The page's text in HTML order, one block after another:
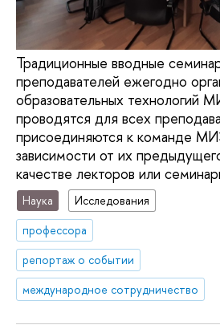
Традиционные вводные
преподавателей ежегодно
образовательных технологий
проводятся для всех
присоединяются к команде
зависимости от их
качестве лекторов или
Наука
Исследования
профессора
репортаж о событии
международное сотрудничество